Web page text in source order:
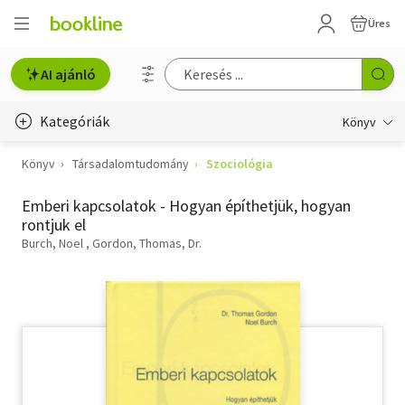
Üres
AI ajánló
Kategóriák Könyv
Életmód, egészség
Erotika
Gyermek- és ifjúsági
Hobbi, szabadidő
Könyv Társadalomtudomány Szociológia
Emberi kapcsolatok - Hogyan építhetjük, hogyan
rontjuk el
Burch, Noel Gordon, Thomas, Dr.